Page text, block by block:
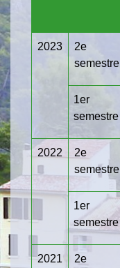
2023 2e
semestre
1er
semestre
2022 2e
semestre
1er
semestre
2021 2e